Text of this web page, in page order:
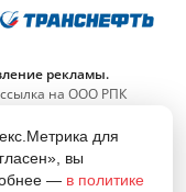
рекламы.
на ООО РПК
для
вы
— в политике